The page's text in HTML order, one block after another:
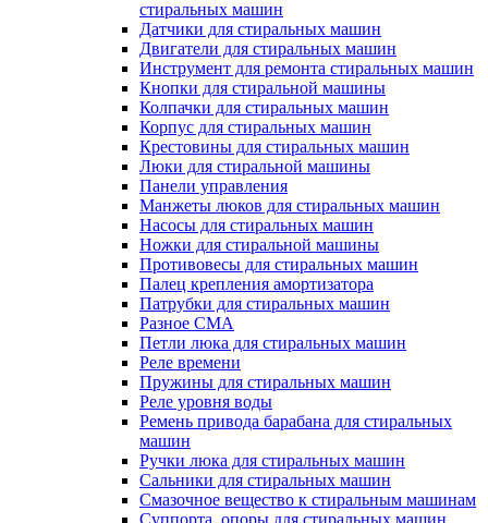
стиральных машин
Датчики для стиральных машин
Двигатели для стиральных машин
Инструмент для ремонта стиральных машин
Кнопки для стиральной машины
Колпачки для стиральных машин
Корпус для стиральных машин
Крестовины для стиральных машин
Люки для стиральной машины
Панели управления
Манжеты люков для стиральных машин
Насосы для стиральных машин
Ножки для стиральной машины
Противовесы для стиральных машин
Палец крепления амортизатора
Патрубки для стиральных машин
Разное СМА
Петли люка для стиральных машин
Реле времени
Пружины для стиральных машин
Реле уровня воды
Ремень привода барабана для стиральных
машин
Ручки люка для стиральных машин
Сальники для стиральных машин
Смазочное вещество к стиральным машинам
Суппорта, опоры для стиральных машин